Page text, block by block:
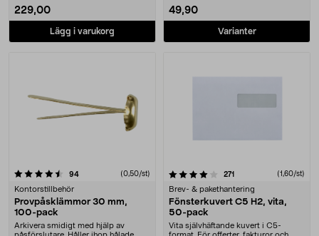
229,00
Lägg i varukorg
49,90
Varianter
94recensioner (0,50/st)
Kontorstillbehör
Provpåsklämmor 30 mm,
100-pack
Arkivera smidigt med hjälp av
4.0 av 5 stjärnor 271 (1,60/st)
Brev- & pakethantering
Fönsterkuvert C5 H2, vita,
50-pack
Vita självhäftande kuvert i C5-